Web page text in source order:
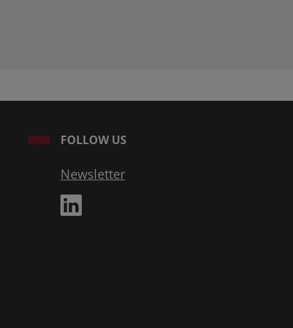
FOLLOW US
Newsletter